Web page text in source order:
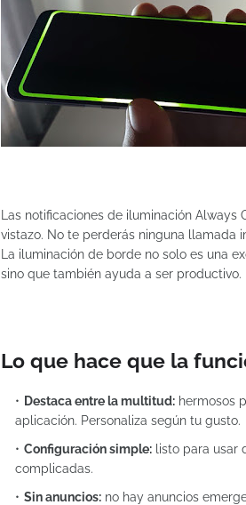
Las notificaciones de iluminación
vistazo. No te perderás ninguna llamada
La iluminación de borde no solo es una
sino que también ayuda a ser productivo.
Lo que hace que la
Destaca entre la multitud: hermosos
aplicación. Personaliza según tu gusto.
Configuración simple: listo para usar
complicadas.
Sin anuncios: no hay anuncios